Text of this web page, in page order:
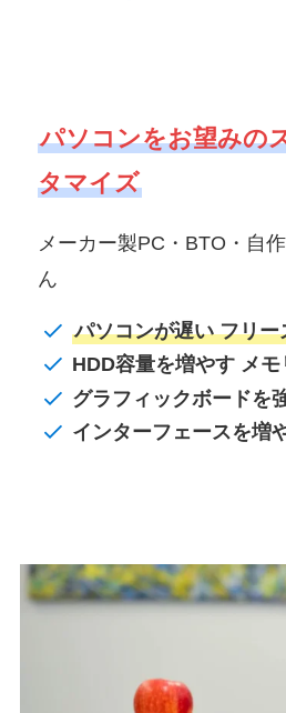
パソコンをお望みの
タマイズ
メーカー製PC・BTO・自
ん
パソコンが遅い フリ
HDD容量を増やす メ
グラフィックボードを
インターフェースを増